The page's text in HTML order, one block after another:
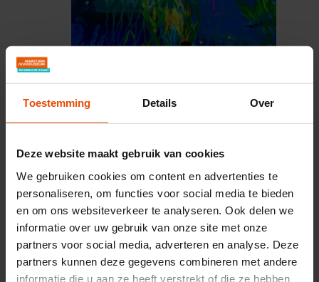
Toestemming Details Over
Deze website maakt gebruik van cookies
We gebruiken cookies om content en advertenties te
personaliseren, om functies voor social media te bieden
en om ons websiteverkeer te analyseren. Ook delen we
informatie over uw gebruik van onze site met onze
partners voor social media, adverteren en analyse. Deze
partners kunnen deze gegevens combineren met andere
informatie die u aan ze heeft verstrekt of die ze hebben